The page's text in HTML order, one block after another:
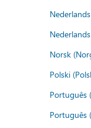
Norsk
Polski
Português
Português